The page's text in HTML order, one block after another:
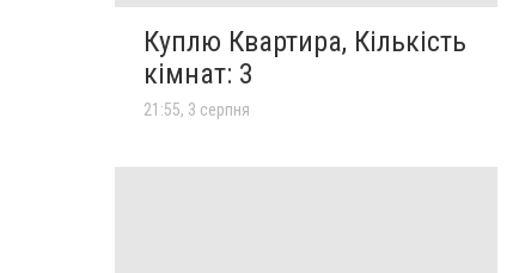
Куплю Квартира, Кількість
кімнат: 3
21:55, 3 серпня